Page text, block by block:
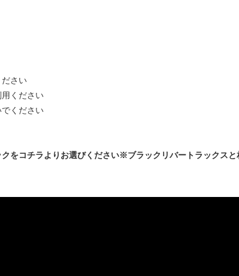
さい
ください
ください
クをコチラよりお選びください※ブラックリバートラックス